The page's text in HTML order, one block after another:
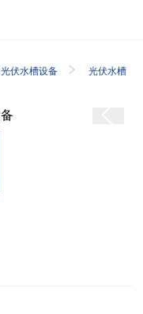
光伏水槽设备
光伏水槽